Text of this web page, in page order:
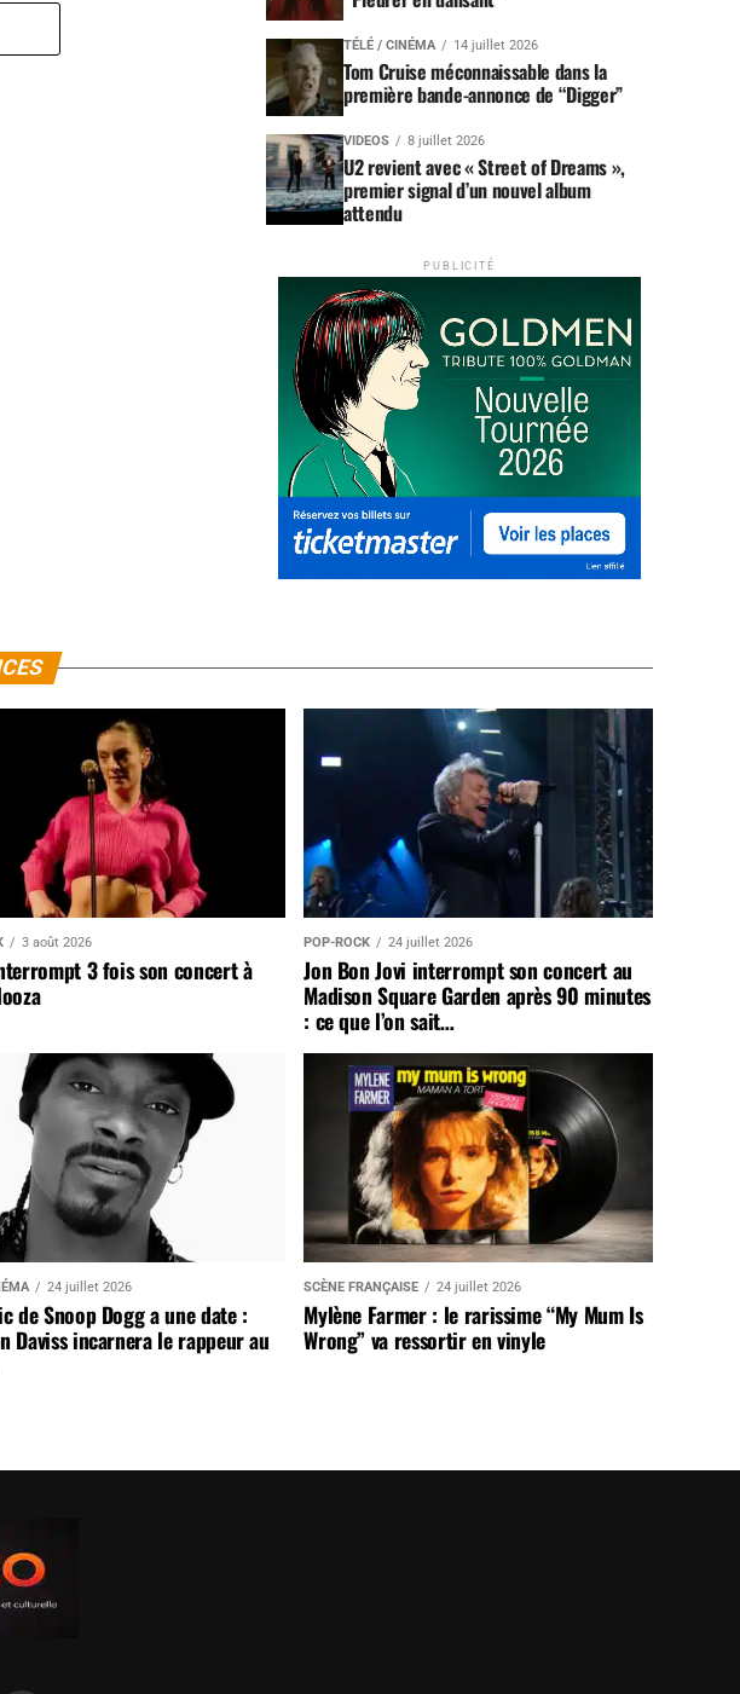
TÉLÉ / CINÉMA 14 juillet 2026
Tom Cruise méconnaissable dans la
première bande-annonce de “Digger”
VIDEOS 8 juillet 2026
U2 revient avec « Street of Dreams »,
premier signal d’un nouvel album
attendu
PUBLICITÉ
3 août 2026
3 fois son concert à
POP-ROCK 24 juillet 2026
Jon Bon Jovi interrompt son concert au
Madison Square Garden après 90 minutes
: ce que l’on sait…
24 juillet 2026
de Snoop Dogg a une date :
Daviss incarnera le rappeur au
SCÈNE FRANÇAISE 24 juillet 2026
Mylène Farmer : le rarissime “My Mum Is
Wrong” va ressortir en vinyle